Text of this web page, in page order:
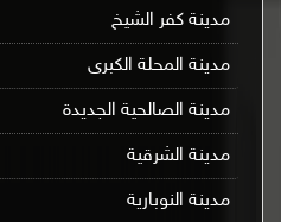
مدينة كفر الشيخ
مدينة المحلة الكبرى
مدينة الصالحية الجديدة
مدينة الشرقية
مدينة النوبارية